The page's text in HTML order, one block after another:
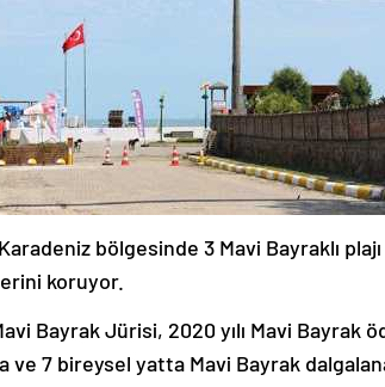
bölgesinde 3 Mavi Bayraklı
koruyor.
Bayrak Jürisi, 2020 yılı Mavi Bayrak
ve 7 bireysel yatta Mavi Bayrak